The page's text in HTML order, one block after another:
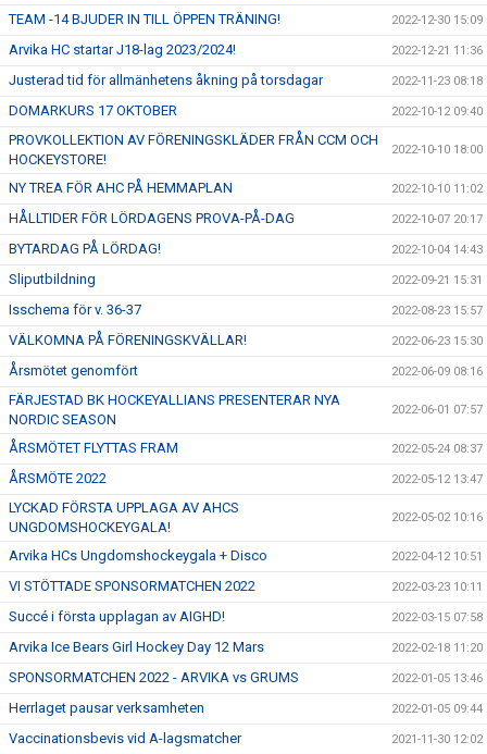
TEAM -14 BJUDER IN TILL ÖPPEN TRÄNING! 2022-12-30 15:09
Arvika HC startar J18-lag 2023/2024! 2022-12-21 11:36
Justerad tid för allmänhetens åkning på torsdagar 2022-11-23 08:18
DOMARKURS 17 OKTOBER 2022-10-12 09:40
PROVKOLLEKTION AV FÖRENINGSKLÄDER FRÅN CCM OCH
HOCKEYSTORE!
2022-10-10 18:00
NY TREA FÖR AHC PÅ HEMMAPLAN 2022-10-10 11:02
HÅLLTIDER FÖR LÖRDAGENS PROVA-PÅ-DAG 2022-10-07 20:17
BYTARDAG PÅ LÖRDAG! 2022-10-04 14:43
Sliputbildning 2022-09-21 15:31
Isschema för v. 36-37 2022-08-23 15:57
VÄLKOMNA PÅ FÖRENINGSKVÄLLAR! 2022-06-23 15:30
Årsmötet genomfört 2022-06-09 08:16
FÄRJESTAD BK HOCKEYALLIANS PRESENTERAR NYA
NORDIC SEASON
2022-06-01 07:57
ÅRSMÖTET FLYTTAS FRAM 2022-05-24 08:37
ÅRSMÖTE 2022 2022-05-12 13:47
LYCKAD FÖRSTA UPPLAGA AV AHCS
UNGDOMSHOCKEYGALA!
2022-05-02 10:16
Arvika HCs Ungdomshockeygala + Disco 2022-04-12 10:51
VI STÖTTADE SPONSORMATCHEN 2022 2022-03-23 10:11
Succé i första upplagan av AIGHD! 2022-03-15 07:58
Arvika Ice Bears Girl Hockey Day 12 Mars 2022-02-18 11:20
SPONSORMATCHEN 2022 - ARVIKA vs GRUMS 2022-01-05 13:46
Herrlaget pausar verksamheten 2022-01-05 09:44
Vaccinationsbevis vid A-lagsmatcher 2021-11-30 12:02